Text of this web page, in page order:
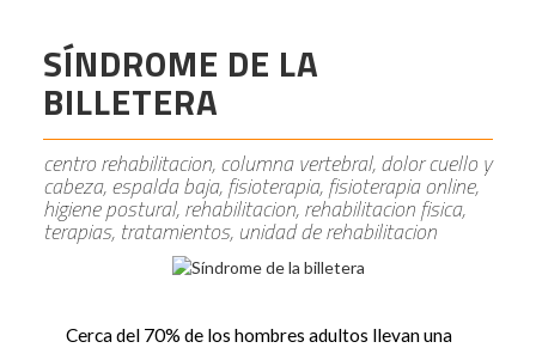
SÍNDROME DE LA
BILLETERA
centro rehabilitacion, columna vertebral, dolor cuello y
cabeza, espalda baja, fisioterapia, fisioterapia online,
higiene postural, rehabilitacion, rehabilitacion fisica,
terapias, tratamientos, unidad de rehabilitacion
Cerca del 70% de los hombres adultos llevan una